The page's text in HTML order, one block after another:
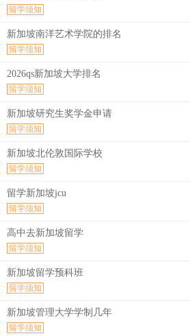
留学须知
新加坡南洋艺术学院的排名
留学须知
2026qs新加坡大学排名
留学须知
新加坡研究生奖学金申请
留学须知
新加坡北伦敦国际学校
留学须知
留学新加坡jcu
留学须知
高中去新加坡留学
留学须知
新加坡留学预科班
留学须知
新加坡管理大学学制几年
留学须知